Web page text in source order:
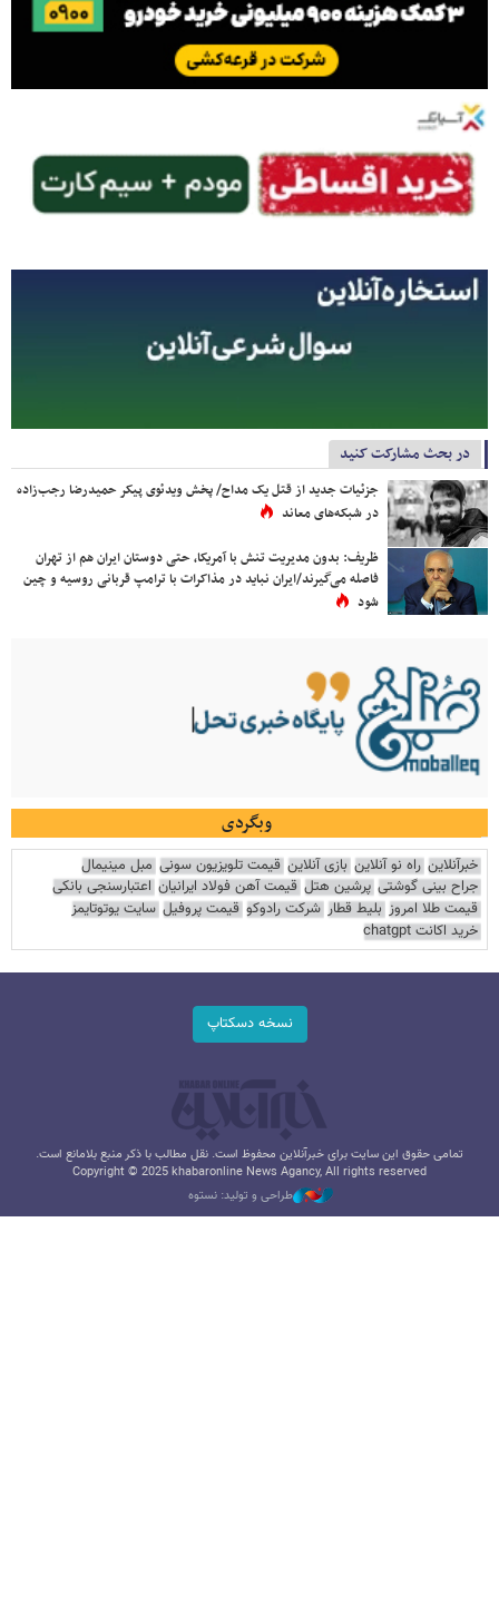
در بحث مشارکت کنید
جزئیات جدید از قتل یک مداح/ پخش ویدئوی پیکر حمیدرضا رجب‌زاده
در شبکه‌های معاند
ظریف: بدون مدیریت تنش با آمریکا، حتی دوستان ایران هم از تهران
فاصله می‌گیرند/ایران نباید در مذاکرات با ترامپ قربانی روسیه و چین
شود
وبگردی
خبرآنلاین راه نو آنلاین بازی آنلاین قیمت تلویزیون سونی مبل مینیمال
جراح بینی گوشتی پرشین هتل قیمت آهن فولاد ایرانیان اعتبارسنجی بانکی
قیمت طلا امروز بلیط قطار شرکت رادوکو قیمت پروفیل سایت یوتوتایمز
خرید اکانت chatgpt
نسخه دسکتاپ
تمامی حقوق این سایت برای خبرآنلاین محفوظ است. نقل مطالب با ذکر منبع بلامانع است.
Copyright © 2025 khabaronline News Agancy, All rights reserved
طراحی و تولید: نستوه